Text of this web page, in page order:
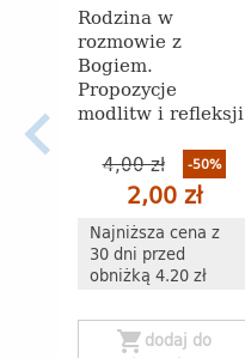
Rodzina w
rozmowie z
Bogiem.
Propozycje
modlitw i refleksji
4,00 zł -50%
2,00 zł
Najniższa cena z
30 dni przed
obniżką 4.20 zł
shopping_cart dodaj do